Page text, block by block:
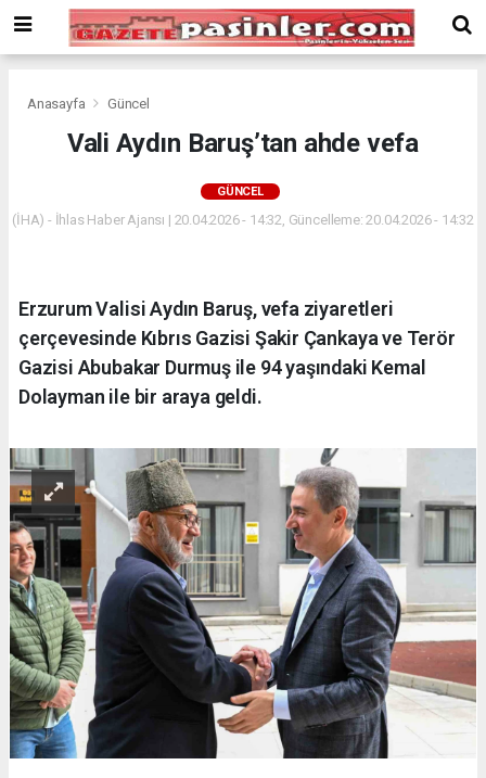
Bonusu
Veren
deneme
bonus
Bonus
Siteler
Anasayfa Güncel
Vali Aydın Baruş’tan ahde vefa
GÜNCEL
(İHA) - İhlas Haber Ajansı | 20.04.2026 - 14:32, Güncelleme: 20.04.2026 - 14:32
Erzurum Valisi Aydın Baruş, vefa ziyaretleri
çerçevesinde Kıbrıs Gazisi Şakir Çankaya ve Terör
Gazisi Abubakar Durmuş ile 94 yaşındaki Kemal
Dolayman ile bir araya geldi.